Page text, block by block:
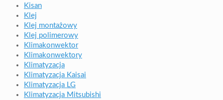
Kisan
Klej
Klej montażowy
Klej polimerowy
Klimakonwektor
Klimakonwektory
Klimatyzacja
Klimatyzacja Kaisai
Klimatyzacja LG
Klimatyzacja Mitsubishi